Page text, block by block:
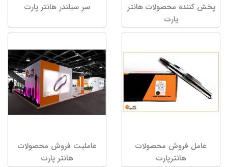
پخش کننده محصولات هانتر
پارت
سر سیلندر هانتر پارت
عامل فروش محصولات
هانترپارت
عاملیت فروش محصولات
هانتر پارت